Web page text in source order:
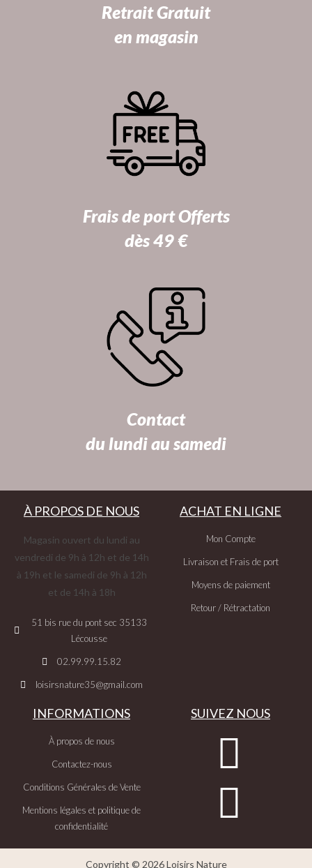
Retrait Gratuit
en magasin
Frais de port Offerts
dès 49 €
Contact
du lundi au samedi
À PROPOS DE NOUS
Magasin ouvert du lundi au
vendredi de 9h à 12h et de 14h
à 19h et le samedi de 9h à 12h
et de 14h à 18h
51 bis rue du pont sec 35133
Lécousse
02.99.99.15.82
loisirsnature35@gmail.com
ACHAT EN LIGNE
Mon Compte
Livraison et Frais de port
Moyens de paiement
Retour / Rétractation
INFORMATIONS
À propos de nous
Contactez-nous
Conditions Générales de Vente
Mentions légales et politique de
confidentialité
SUIVEZ NOUS
Copyright © 2026 Loisirs Nature